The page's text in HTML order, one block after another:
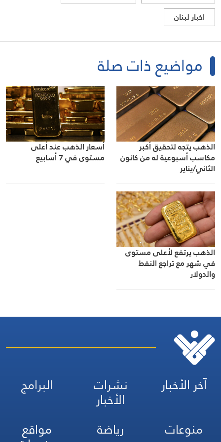
اخبار لبنان
مواضيع ذات صلة
الذهب يتجه لتحقيق أكبر
مكاسب أسبوعية له من كانون
الثاني/يناير
أسعار الذهب عند أعلى
مستوى في 7 أسابيع
الذهب يرتفع لأعلى مستوى
في شهر مع تراجع النفط
والدولار
آخر الأخبار نشرات
الأخبار
البرامج
منوعات
رياضة مواقع